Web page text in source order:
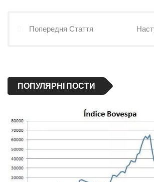
Попередня Стаття
ПОПУЛЯРНІ ПОСТИ